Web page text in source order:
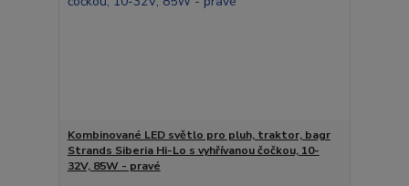
Kombinované LED světlo pro pluh, traktor, bagr
Strands Siberia Hi-Lo s vyhřívanou čočkou, 10-
32V, 85W - pravé